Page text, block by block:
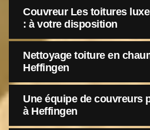
Couvreur Les toitures
: à votre disposition
Nettoyage toiture en
Heffingen
Une équipe de couvreurs
à Heffingen